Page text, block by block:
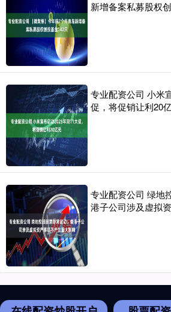
新增备案私募股权
专业配资公司 小米
促，将促销让利20
专业配资公司 绿地
港子公司涉及虚拟